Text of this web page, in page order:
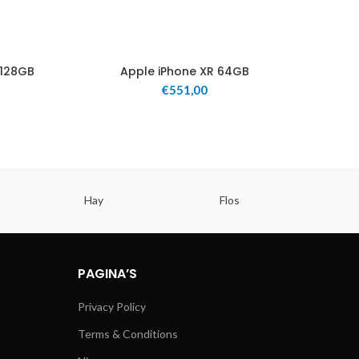
Apple iPhone XR 64GB
€551,00
Hay Flos
PAGINA’S
Privacy Policy
Terms & Conditions